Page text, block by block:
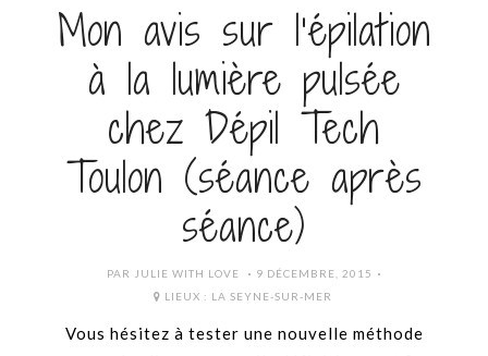
Mon avis sur l’épilation
à la lumière pulsée
chez Dépil Tech
Toulon (séance après
séance)
PAR JULIE WITH LOVE
POSTED
ON
9 DÉCEMBRE, 2015
LIEUX : LA SEYNE-SUR-MER
Vous hésitez à tester une nouvelle méthode